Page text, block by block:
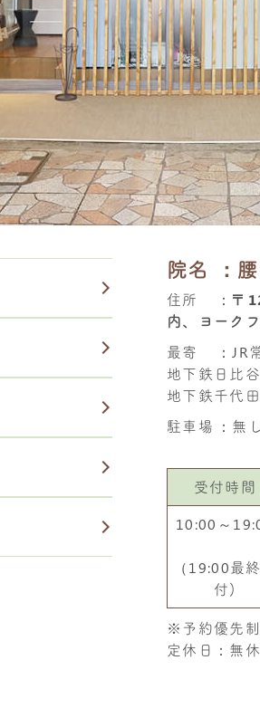
院名 ：
住所 ： 〒
内、ヨーク
最寄
：
地下鉄日比
地下鉄千代
駐車場 ：無
受付時間
10:00～
（19:00最
付)
※予約優先制
定休日：無